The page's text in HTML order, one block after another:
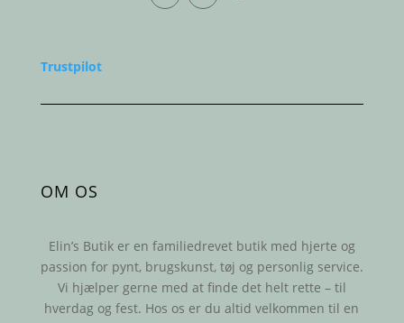
Trustpilot
OM OS
Elin’s Butik er en familiedrevet butik med hjerte og
passion for pynt, brugskunst, tøj og personlig service.
Vi hjælper gerne med at finde det helt rette – til
hverdag og fest. Hos os er du altid velkommen til en